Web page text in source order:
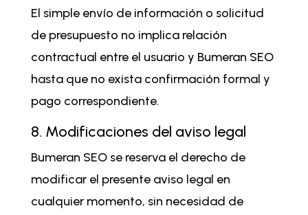
El simple envío de información o solicitud
de presupuesto no implica relación
contractual entre el usuario y Bumeran SEO
hasta que no exista confirmación formal y
pago correspondiente.
8. Modificaciones del aviso legal
Bumeran SEO se reserva el derecho de
modificar el presente aviso legal en
cualquier momento, sin necesidad de